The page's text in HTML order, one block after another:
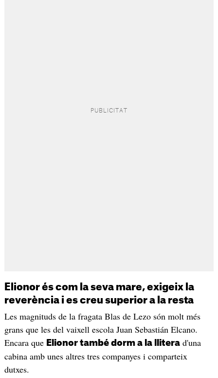
Elionor és com la seva mare, exigeix la
reverència i es creu superior a la resta
Les magnituds de la fragata Blas de Lezo són molt més
grans que les del vaixell escola Juan Sebastián Elcano.
Encara que Elionor també dorm a la lliterad'una
cabina amb unes altres tres companyes i comparteix
dutxes.